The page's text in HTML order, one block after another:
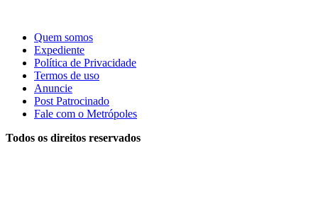
Quem somos
Expediente
Política de Privacidade
Termos de uso
Anuncie
Post Patrocinado
Fale com o Metrópoles
Todos os direitos reservados